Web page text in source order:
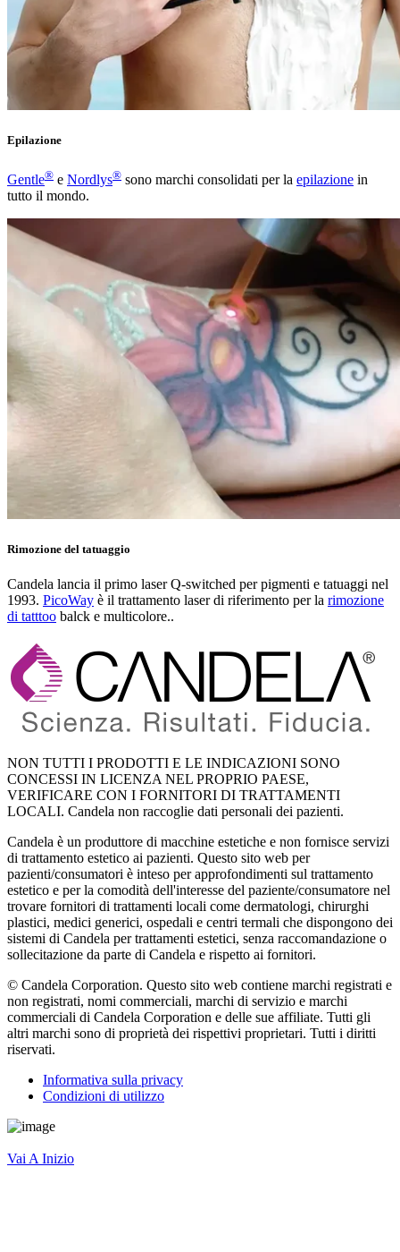
Epilazione
Gentle® e Nordlys® sono marchi consolidati per la epilazione in
tutto il mondo.
Rimozione del tatuaggio
Candela lancia il primo laser Q-switched per pigmenti e tatuaggi nel
1993. PicoWay è il trattamento laser di riferimento per la rimozione
di tatttoo balck e multicolore..
NON TUTTI I PRODOTTI E LE INDICAZIONI SONO
CONCESSI IN LICENZA NEL PROPRIO PAESE,
VERIFICARE CON I FORNITORI DI TRATTAMENTI
LOCALI. Candela non raccoglie dati personali dei pazienti.
Candela è un produttore di macchine estetiche e non fornisce servizi
di trattamento estetico ai pazienti. Questo sito web per
pazienti/consumatori è inteso per approfondimenti sul trattamento
estetico e per la comodità dell'interesse del paziente/consumatore nel
trovare fornitori di trattamenti locali come dermatologi, chirurghi
plastici, medici generici, ospedali e centri termali che dispongono dei
sistemi di Candela per trattamenti estetici, senza raccomandazione o
sollecitazione da parte di Candela e rispetto ai fornitori.
© Candela Corporation. Questo sito web contiene marchi registrati e
non registrati, nomi commerciali, marchi di servizio e marchi
commerciali di Candela Corporation e delle sue affiliate. Tutti gli
altri marchi sono di proprietà dei rispettivi proprietari. Tutti i diritti
riservati.
Informativa sulla privacy
Condizioni di utilizzo
Vai A Inizio